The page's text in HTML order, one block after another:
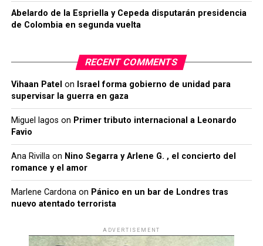
Abelardo de la Espriella y Cepeda disputarán presidencia
de Colombia en segunda vuelta
RECENT COMMENTS
Vihaan Patel on Israel forma gobierno de unidad para
supervisar la guerra en gaza
Miguel lagos on Primer tributo internacional a Leonardo
Favio
Ana Rivillaon Nino Segarra y Arlene G. , el concierto del
romance y el amor
Marlene Cardonaon Pánico en un bar de Londres tras
nuevo atentado terrorista
ADVERTISEMENT